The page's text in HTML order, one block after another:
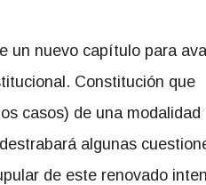
un nuevo capítulo para
Constitución que
casos) de una modalidad
algunas
de este renovado